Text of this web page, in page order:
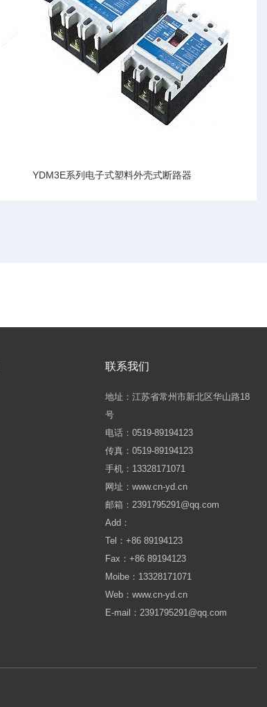
YDM3E系列电子式塑料外壳式断路器
联系我们
地址：江苏省常州市新北区华山路18
号
电话：0519-89194123
传真：0519-89194123
手机：13328171071
网址：www.cn-yd.cn
邮箱：2391795291@qq.com
Add：
Tel：+86 89194123
Fax：+86 89194123
Moibe：13328171071
Web：www.cn-yd.cn
E-mail：2391795291@qq.com